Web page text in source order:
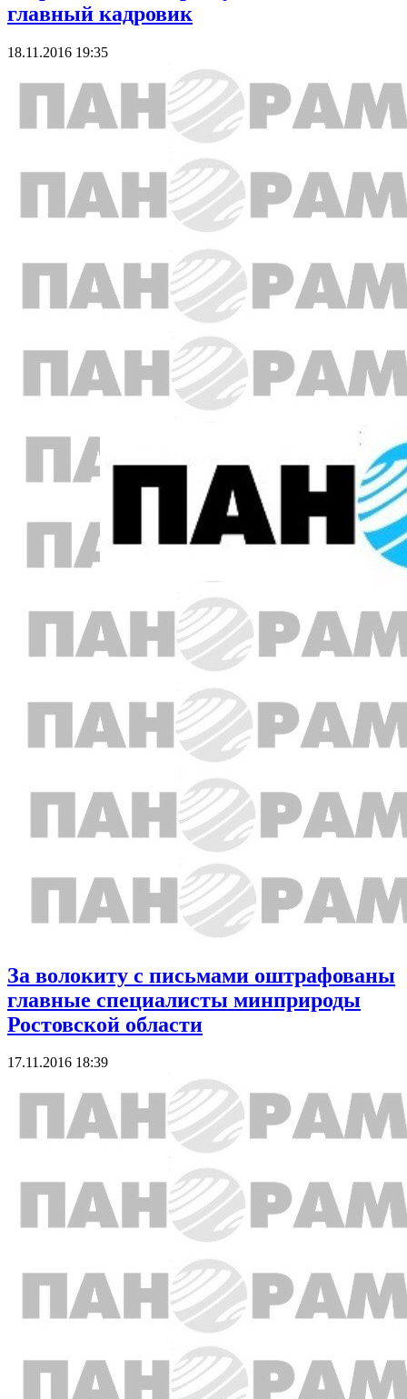
главный кадровик
18.11.2016 19:35
За волокиту с письмами оштрафованы
главные специалисты минприроды
Ростовской области
17.11.2016 18:39